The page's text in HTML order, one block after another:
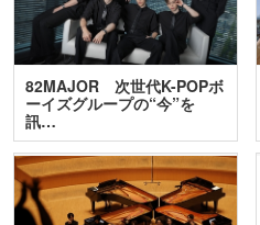
82MAJOR 次世代K-POPボ
ーイズグループの“今”を
訊…